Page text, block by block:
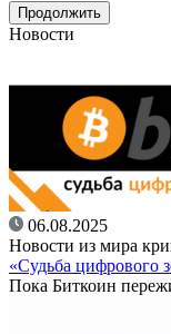
Новости
06.08.2025
Новости из мира
«Судьба цифрового
Пока Биткоин